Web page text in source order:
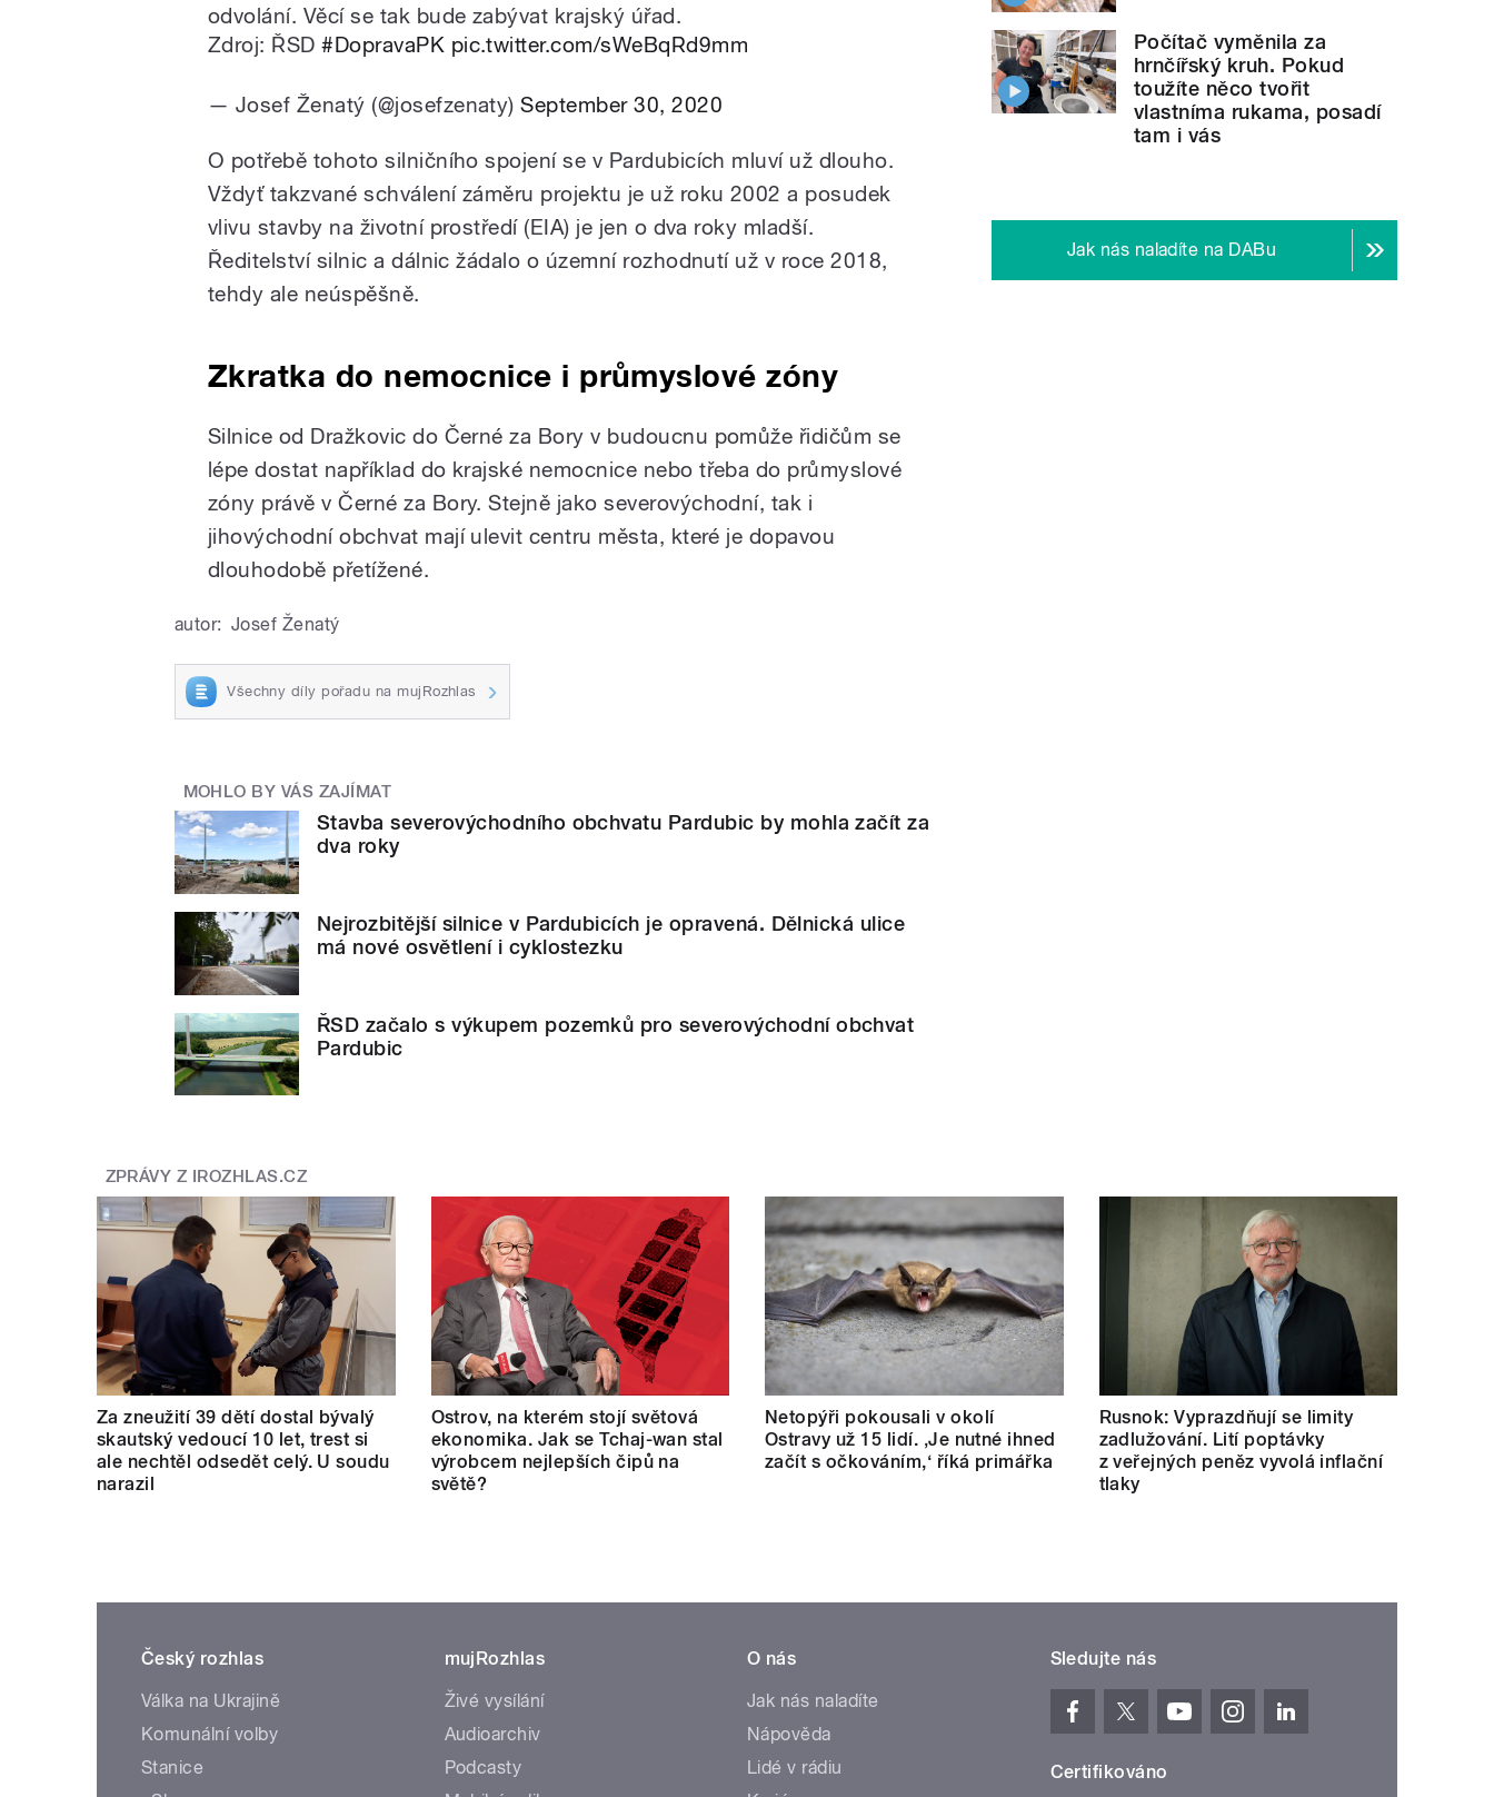
odvolání. Věcí se tak bude zabývat krajský úřad.
Zdroj: ŘSD#DopravaPK pic.twitter.com/sWeBqRd9mm
— Josef Ženatý (@josefzenaty)September 30, 2020
O potřebě tohoto silničního spojení se v Pardubicích mluví už dlouho.
Vždyť takzvané schválení záměru projektu je už roku 2002 a posudek
vlivu stavby na životní prostředí (EIA) je jen o dva roky mladší.
Ředitelství silnic a dálnic žádalo o územní rozhodnutí už v roce 2018,
tehdy ale neúspěšně.
Zkratka do nemocnice i průmyslové zóny
Silnice od Dražkovic do Černé za Bory v budoucnu pomůže řidičům se
lépe dostat například do krajské nemocnice nebo třeba do průmyslové
zóny právě v Černé za Bory. Stejně jako severovýchodní, tak i
jihovýchodní obchvat mají ulevit centru města, které je dopavou
dlouhodobě přetížené.
autor: Josef Ženatý
Všechny díly pořadu na mujRozhlas
MOHLO BY VÁS ZAJÍMAT
Stavba severovýchodního obchvatu Pardubic by mohla začít za
dva roky
Nejrozbitější silnice v Pardubicích je opravená. Dělnická ulice
má nové osvětlení i cyklostezku
ŘSD začalo s výkupem pozemků pro severovýchodní obchvat
Pardubic
Počítač vyměnila za
hrnčířský kruh. Pokud
toužíte něco tvořit
vlastníma rukama, posadí
tam i vás
Jak nás naladíte na DABu
ZPRÁVY Z IROZHLAS.CZ
Za zneužití 39 dětí dostal bývalý
skautský vedoucí 10 let, trest si
ale nechtěl odsedět celý. U soudu
narazil
Ostrov, na kterém stojí světová
ekonomika. Jak se Tchaj-wan stal
výrobcem nejlepších čipů na
světě?
Netopýři pokousali v okolí
Ostravy už 15 lidí. ‚Je nutné ihned
začít s očkováním,‘ říká primářka
Rusnok: Vyprazdňují se limity
zadlužování. Lití poptávky
z veřejných peněz vyvolá inflační
tlaky
Český rozhlas
Válka na Ukrajině
Komunální volby
Stanice
mujRozhlas
Živé vysílání
Audioarchiv
Podcasty
O nás
Jak nás naladíte
Nápověda
Lidé v rádiu
Sledujte nás
Certifikováno